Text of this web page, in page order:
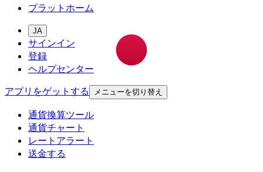
プラットホーム
JA
サインイン
登録
ヘルプセンター
アプリをゲットする
メニューを切り替え
通貨換算ツール
通貨チャート
レートアラート
送金する